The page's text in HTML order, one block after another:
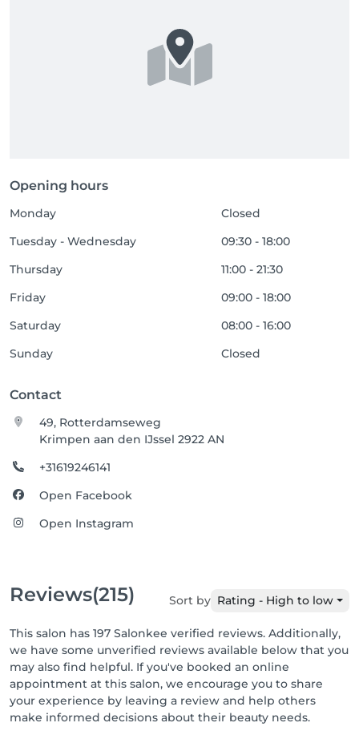
Opening hours
Monday
Closed
Tuesday - Wednesday
09:30 - 18:00
Thursday
11:00 - 21:30
Friday
09:00 - 18:00
Saturday
08:00 - 16:00
Sunday
Closed
Contact
49, Rotterdamseweg
Krimpen aan den IJssel 2922 AN
+31619246141
Open Facebook
Open Instagram
Reviews(215) Sort by Rating - High to low
This salon has 197 Salonkee verified reviews. Additionally,
we have some unverified reviews available below that you
may also find helpful. If you've booked an online
appointment at this salon, we encourage you to share
your experience by leaving a review and help others
make informed decisions about their beauty needs.